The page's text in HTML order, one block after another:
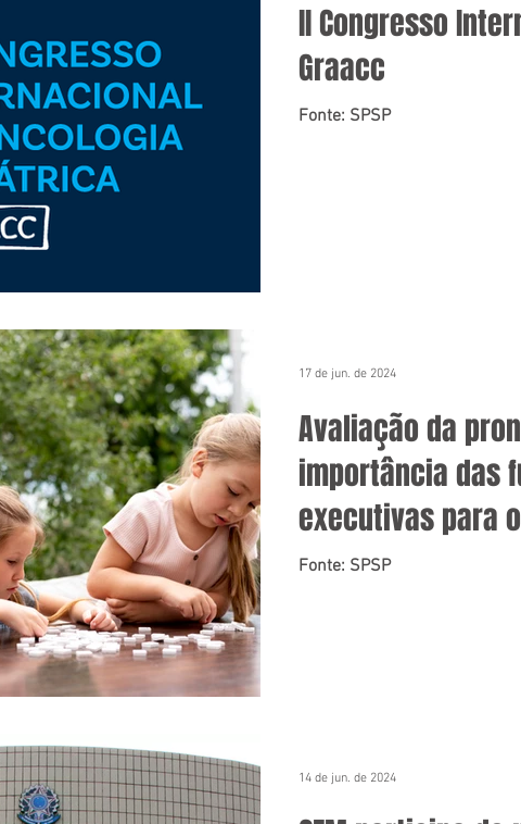
II Congresso
Graacc
Fonte: SPSP
Avaliação da
importância das
executivas para
Fonte: SPSP
17 de jun. de 2024
14 de jun. de 2024